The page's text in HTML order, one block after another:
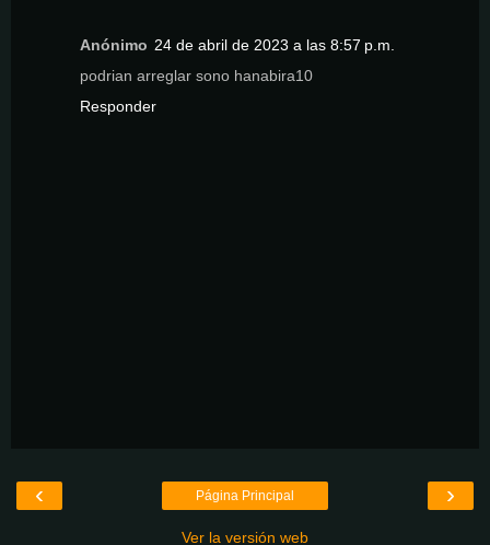
Anónimo 24 de abril de 2023 a las 8:57 p.m.
podrian arreglar sono hanabira10
Responder
‹ ›
Página Principal
Ver la versión web